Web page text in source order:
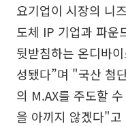
요기업이 시장의 니
도체 IP 기업과 파운
뒷받침하는 온디바
성됐다”며 "국산 첨
의 M.AX를 주도할
을 아끼지 않겠다"고